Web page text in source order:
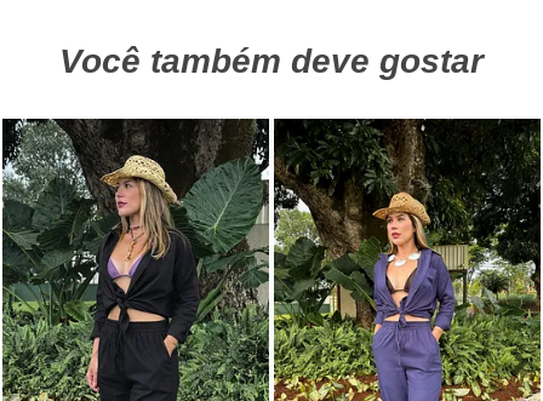
Você também deve gostar